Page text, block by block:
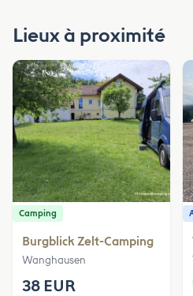
Lieux à proximité
Camping
Burgblick Zelt-Camping
Wanghausen
38 EUR